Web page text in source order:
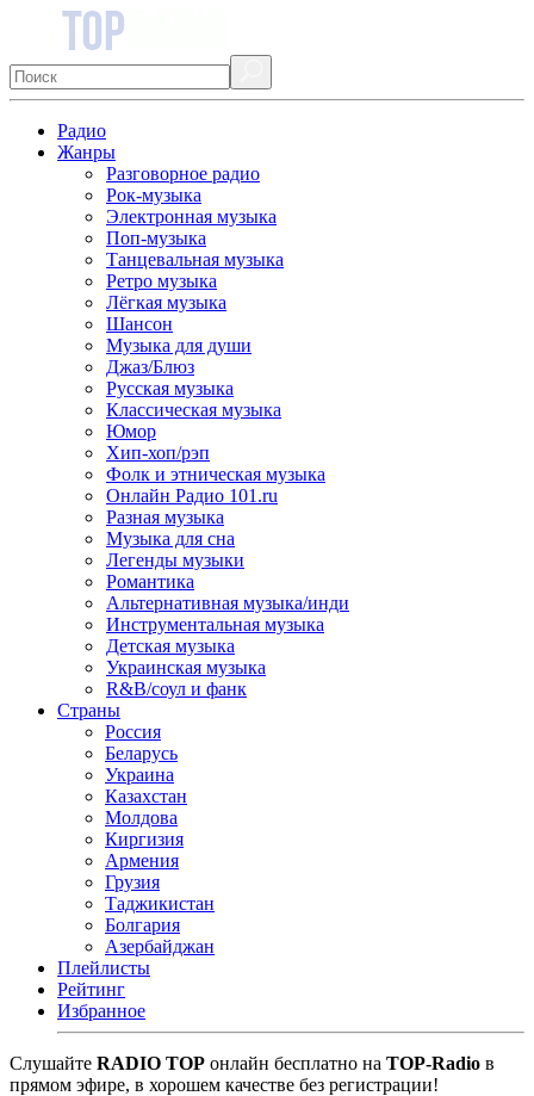
Радио
Жанры
Разговорное радио
Рок-музыка
Электронная музыка
Поп-музыка
Танцевальная музыка
Ретро музыка
Лёгкая музыка
Шансон
Музыка для души
Джаз/Блюз
Русская музыка
Классическая музыка
Юмор
Хип-хоп/рэп
Фолк и этническая музыка
Онлайн Радио 101.ru
Разная музыка
Музыка для сна
Легенды музыки
Романтика
Альтернативная музыка/инди
Инструментальная музыка
Детская музыка
Украинская музыка
R&B/cоул и фанк
Страны
Россия
Беларусь
Украина
Казахстан
Молдова
Киргизия
Армения
Грузия
Таджикистан
Болгария
Азербайджан
Плейлисты
Рейтинг
Избранное
Cлушайте RADIO TOP онлайн бесплатно на TOP-Radio в
прямом эфире, в хорошем качестве без регистрации!